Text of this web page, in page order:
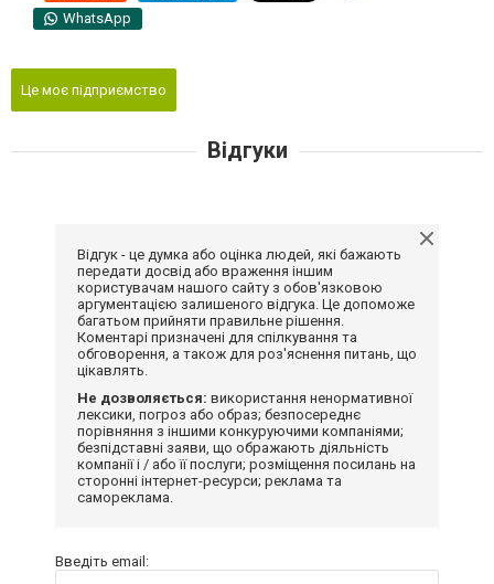
WhatsApp
Це моє підприємство
Відгуки
Відгук - це думка або оцінка людей, які бажають
передати досвід або враження іншим
користувачам нашого сайту з обов'язковою
аргументацією залишеного відгука. Це допоможе
багатьом прийняти правильне рішення.
Коментарі призначені для спілкування та
обговорення, а також для роз'яснення питань, що
цікавлять.
Не дозволяється: використання ненормативної
лексики, погроз або образ; безпосереднє
порівняння з іншими конкуруючими компаніями;
безпідставні заяви, що ображають діяльність
компанії і / або її послуги; розміщення посилань на
сторонні інтернет-ресурси; реклама та
самореклама.
Введіть email: